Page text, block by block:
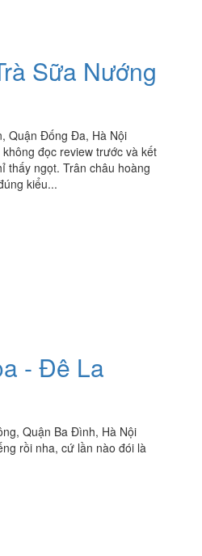
Sữa Nướng
Quận Đống Đa, Hà Nội
đọc review trước và kết
thấy ngọt. Trân châu hoàng
kiểu...
- Đê La
Quận Ba Đình, Hà Nội
rồi nha, cứ lần nào đói là